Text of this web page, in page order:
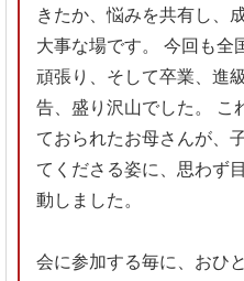
きたか、悩みを共有し、
大事な場です。
今回も全
頑張り、そして卒業、進
告、盛り沢山でした。
こ
ておられたお母さんが、
てくださる姿に、思わず
動しました。
会に参加する毎に、おひ